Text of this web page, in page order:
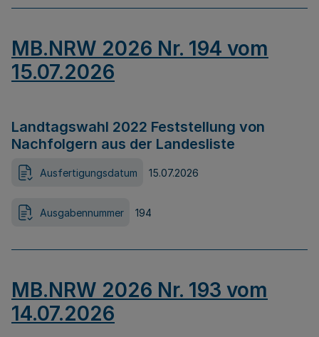
MB.NRW 2026 Nr. 194 vom
15.07.2026
Landtagswahl 2022 Feststellung von
Nachfolgern aus der Landesliste
Ausfertigungsdatum 15.07.2026
Ausgabennummer 194
MB.NRW 2026 Nr. 193 vom
14.07.2026